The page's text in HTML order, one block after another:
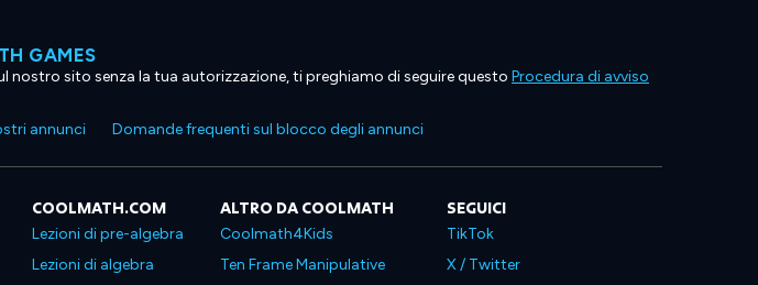
GAMES
sito senza la tua autorizzazione, ti preghiamo di seguire questo Procedura di avviso
annunci Domande frequenti sul blocco degli annunci
COOLMATH.COM
Lezioni di pre-algebra
Lezioni di algebra
ALTRO DA COOLMATH
Coolmath4Kids
Ten Frame Manipulative
SEGUICI
TikTok
X / Twitter